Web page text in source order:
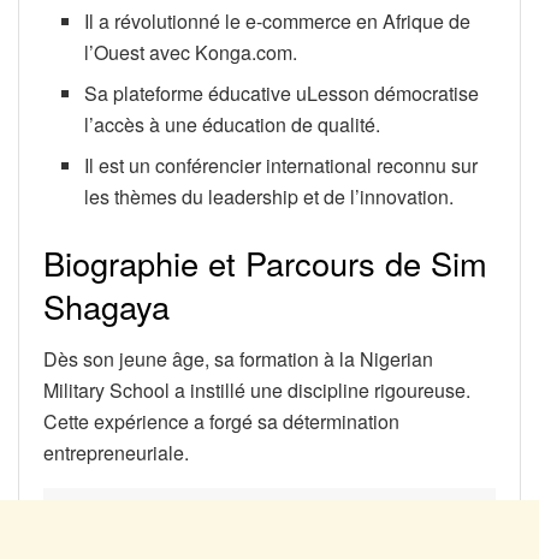
Il a révolutionné le e-commerce en Afrique de
l’Ouest avec Konga.com.
Sa plateforme éducative uLesson démocratise
l’accès à une éducation de qualité.
Il est un conférencier international reconnu sur
les thèmes du leadership et de l’innovation.
Biographie et Parcours de Sim
Shagaya
Dès son jeune âge, sa formation à la Nigerian
Military School a instillé une discipline rigoureuse.
Cette expérience a forgé sa détermination
entrepreneuriale.